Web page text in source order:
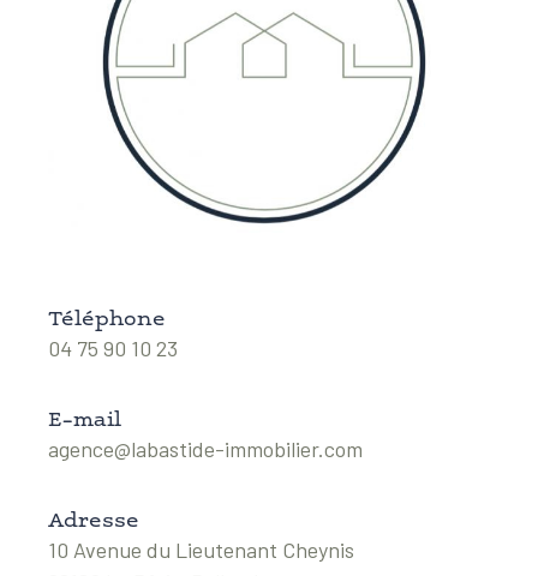
Téléphone
04 75 90 10 23
E-mail
agence@labastide-immobilier.com
Adresse
10 Avenue du Lieutenant Cheynis